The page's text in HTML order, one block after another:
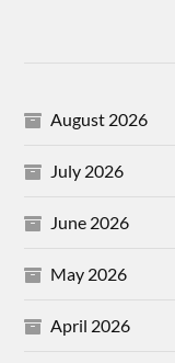
August 2026
July 2026
June 2026
May 2026
April 2026